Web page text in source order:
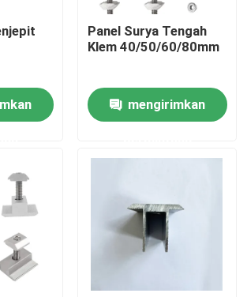
Panel Surya
Panel Surya
Panel Surya Tengah
Klem 40/50/60/80mm
mengirimkan